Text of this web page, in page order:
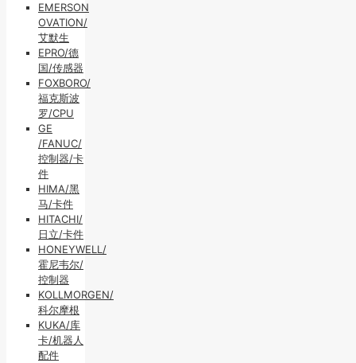
EMERSON
OVATION/
艾默生
EPRO/德
国/传感器
FOXBORO/
福克斯波
罗/CPU
GE
/FANUC/
控制器/卡
件
HIMA/黑
马/卡件
HITACHI/
日立/卡件
HONEYWELL/
霍尼韦尔/
控制器
KOLLMORGEN/
科尔摩根
KUKA/库
卡/机器人
配件